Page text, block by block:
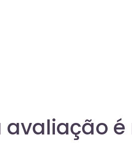
avaliação